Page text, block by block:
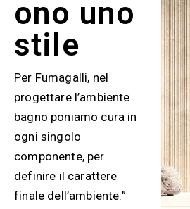
ono uno
stile
Per Fumagalli, nel
progettare l’ambiente
bagno poniamo cura in
ogni singolo
componente, per
definire il carattere
finale dell’ambiente.”